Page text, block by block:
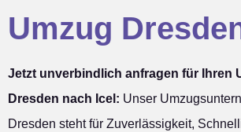
Umzug
Jetzt unverbindlich anfragen für Ihren
Dresden nach Icel: Unser
Dresden steht für Zuverlässigkeit,